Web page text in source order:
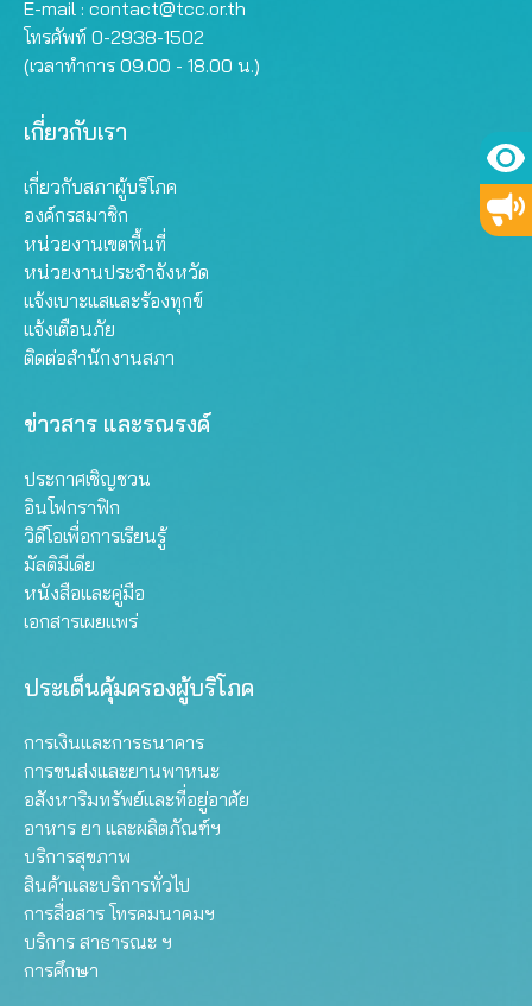
E-mail : contact@tcc.or.th
โทรศัพท์ 0-2938-1502
(เวลาทำการ 09.00 - 18.00 น.)
เกี่ยวกับเรา
เกี่ยวกับสภาผู้บริโภค
องค์กรสมาชิก
หน่วยงานเขตพื้นที่
หน่วยงานประจำจังหวัด
แจ้งเบาะแสและร้องทุกข์
แจ้งเตือนภัย
ติดต่อสำนักงานสภา
ข่าวสาร และรณรงค์
ประกาศเชิญชวน
อินโฟกราฟิก
วิดีโอเพื่อการเรียนรู้
มัลติมีเดีย
หนังสือและคู่มือ
เอกสารเผยแพร่
ประเด็นคุ้มครองผู้บริโภค
การเงินและการธนาคาร
การขนส่งและยานพาหนะ
อสังหาริมทรัพย์และที่อยู่อาศัย
อาหาร ยา และผลิตภัณฑ์ฯ
บริการสุขภาพ
สินค้าและบริการทั่วไป
การสื่อสาร โทรคมนาคมฯ
บริการ สาธารณะ ฯ
การศึกษา